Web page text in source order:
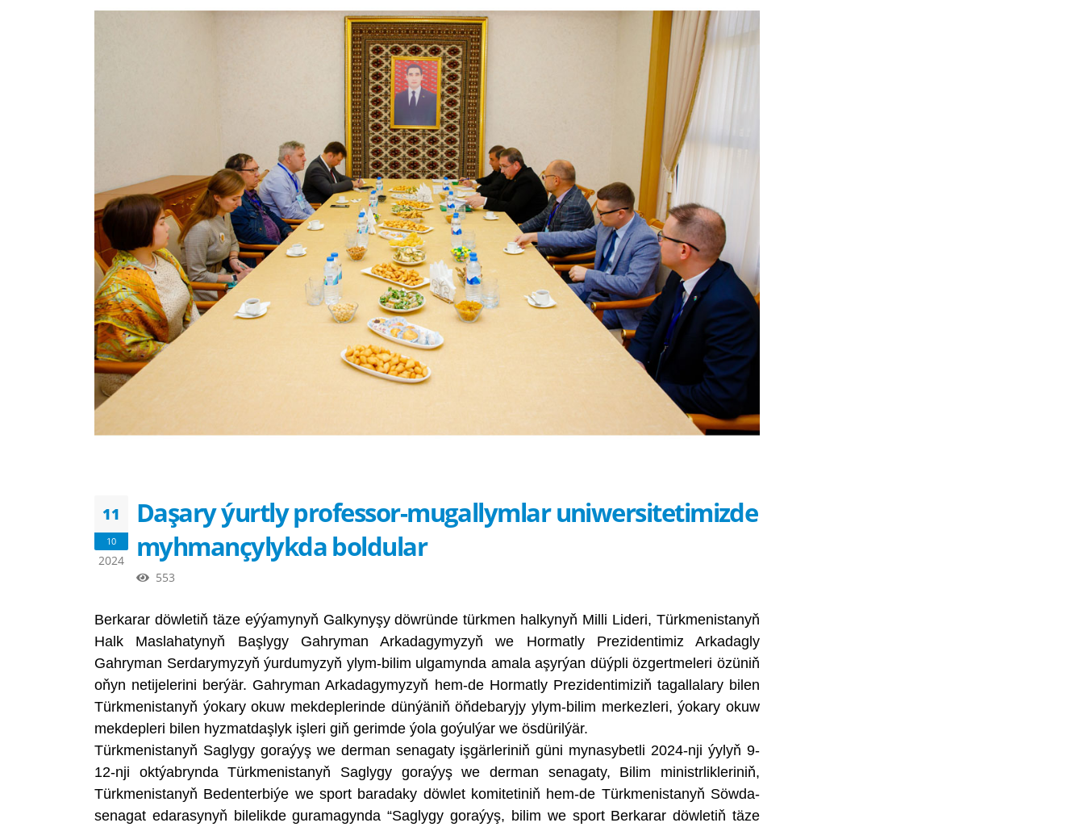
11
10
2024
Daşary ýurtly professor-mugallymlar uniwersitetimizde
myhmançylykda boldular
553
Berkarar döwletiň täze eýýamynyň Galkynyşy döwründe türkmen halkynyň Milli Lideri, Türkmenistanyň
Halk Maslahatynyň Başlygy Gahryman Arkadagymyzyň we Hormatly Prezidentimiz Arkadagly
Gahryman Serdarymyzyň ýurdumyzyň ylym-bilim ulgamynda amala aşyrýan düýpli özgertmeleri özüniň
oňyn netijelerini berýär. Gahryman Arkadagymyzyň hem-de Hormatly Prezidentimiziň tagallalary bilen
Türkmenistanyň ýokary okuw mekdeplerinde dünýäniň öňdebaryjy ylym-bilim merkezleri, ýokary okuw
mekdepleri bilen hyzmatdaşlyk işleri giň gerimde ýola goýulýar we ösdürilýär.
Türkmenistanyň Saglygy goraýyş we derman senagaty işgärleriniň güni mynasybetli 2024-nji ýylyň 9-
12-nji oktýabrynda Türkmenistanyň Saglygy goraýyş we derman senagaty, Bilim ministrlikleriniň,
Türkmenistanyň Bedenterbiýe we sport baradaky döwlet komitetiniň hem-de Türkmenistanyň Söwda-
senagat edarasynyň bilelikde guramagynda “Saglygy goraýyş, bilim we sport Berkarar döwletiň täze